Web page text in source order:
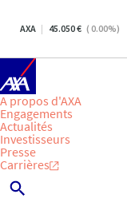
AXA 45.050 ( 0.00%)
A propos d'AXA
Engagements
Actualités
Investisseurs
Presse
Carrières